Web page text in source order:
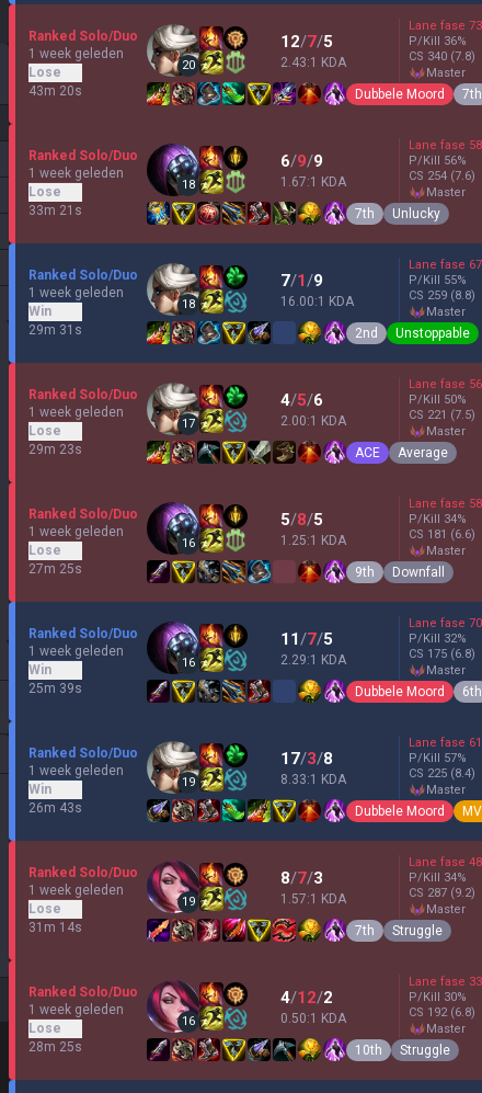
Ranked Solo/Duo
1 week geleden
Lose
43m 20s
20
12/7/5
2.43:1 KDA
Lane fase 73
P/Kill 36%
CS 340 (7.8)
master
Dubbele Moord 7th
Ranked Solo/Duo
1 week geleden
Lose
33m 21s
18
6/9/9
1.67:1 KDA
Lane fase 58
P/Kill 56%
CS 254 (7.6)
master
7th Unlucky
Ranked Solo/Duo
1 week geleden
Win
29m 31s
18
7/1/9
16.00:1 KDA
Lane fase 67
P/Kill 55%
CS 259 (8.8)
master
2nd Unstoppable
Ranked Solo/Duo
1 week geleden
Lose
29m 23s
17
4/5/6
2.00:1 KDA
Lane fase 56
P/Kill 50%
CS 221 (7.5)
master
ACE Average
Ranked Solo/Duo
1 week geleden
Lose
27m 25s
16
5/8/5
1.25:1 KDA
Lane fase 58
P/Kill 34%
CS 181 (6.6)
master
9th Downfall
Ranked Solo/Duo
1 week geleden
Win
25m 39s
16
11/7/5
2.29:1 KDA
Lane fase 70
P/Kill 32%
CS 175 (6.8)
master
Dubbele Moord 6th
Ranked Solo/Duo
1 week geleden
Win
26m 43s
19
17/3/8
8.33:1 KDA
Lane fase 61
P/Kill 57%
CS 225 (8.4)
master
Dubbele Moord
Ranked Solo/Duo
1 week geleden
Lose
31m 14s
19
8/7/3
1.57:1 KDA
Lane fase 48
P/Kill 34%
CS 287 (9.2)
master
7th Struggle
Ranked Solo/Duo
1 week geleden
Lose
28m 25s
16
4/12/2
0.50:1 KDA
Lane fase 33
P/Kill 30%
CS 192 (6.8)
master
10th Struggle